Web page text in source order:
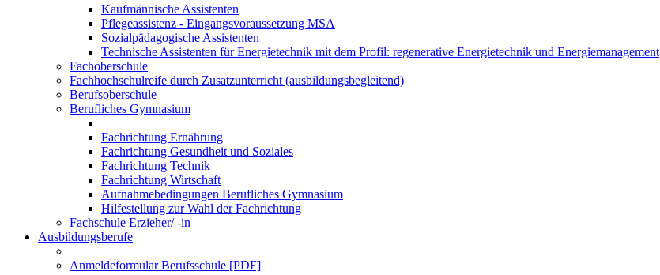
Kaufmännische Assistenten
Pflegeassistenz - Eingangsvoraussetzung MSA
Sozialpädagogische Assistenten
Technische Assistenten für Energietechnik mit dem Profil: regenerative Energietechnik und Energiemanagement
Fachoberschule
Fachhochschulreife durch Zusatzunterricht (ausbildungsbegleitend)
Berufsoberschule
Berufliches Gymnasium
Fachrichtung Ernährung
Fachrichtung Gesundheit und Soziales
Fachrichtung Technik
Fachrichtung Wirtschaft
Aufnahmebedingungen Berufliches Gymnasium
Hilfestellung zur Wahl der Fachrichtung
Fachschule Erzieher/ -in
Ausbildungsberufe
Anmeldeformular Berufsschule [PDF]